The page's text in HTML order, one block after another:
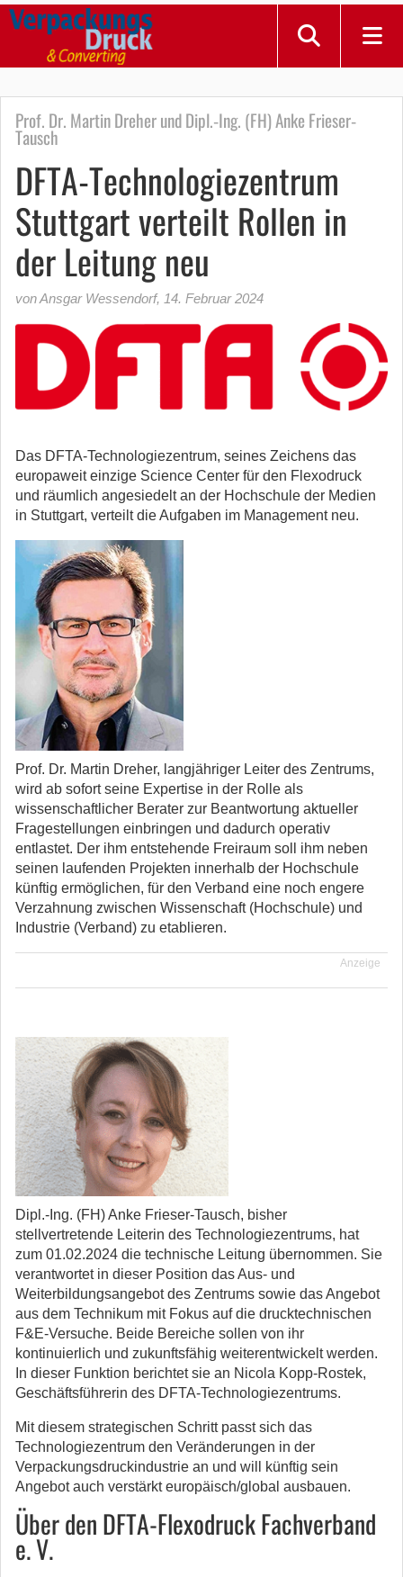
Prof. Dr. Martin Dreher und Dipl.‐Ing. (FH) Anke Frieser‐
Tausch
DFTA-Technologiezentrum
Stuttgart verteilt Rollen in
der Leitung neu
von Ansgar Wessendorf, 14. Februar 2024
Das DFTA‐Technologiezentrum, seines Zeichens das
europaweit einzige Science Center für den Flexodruck
und räumlich angesiedelt an der Hochschule der Medien
in Stuttgart, verteilt die Aufgaben im Management neu.
Prof. Dr. Martin Dreher, langjähriger Leiter des Zentrums,
wird ab sofort seine Expertise in der Rolle als
wissenschaftlicher Berater zur Beantwortung aktueller
Fragestellungen einbringen und dadurch operativ
entlastet. Der ihm entstehende Freiraum soll ihm neben
seinen laufenden Projekten innerhalb der Hochschule
künftig ermöglichen, für den Verband eine noch engere
Verzahnung zwischen Wissenschaft (Hochschule) und
Industrie (Verband) zu etablieren.
Anzeige
Dipl.‐Ing. (FH) Anke Frieser‐Tausch, bisher
stellvertretende Leiterin des Technologiezentrums, hat
zum 01.02.2024 die technische Leitung übernommen. Sie
verantwortet in dieser Position das Aus‐ und
Weiterbildungsangebot des Zentrums sowie das Angebot
aus dem Technikum mit Fokus auf die drucktechnischen
F&E‐Versuche. Beide Bereiche sollen von ihr
kontinuierlich und zukunftsfähig weiterentwickelt werden.
In dieser Funktion berichtet sie an Nicola Kopp‐Rostek,
Geschäftsführerin des DFTA-Technologiezentrums.
Mit diesem strategischen Schritt passt sich das
Technologiezentrum den Veränderungen in der
Verpackungsdruckindustrie an und will künftig sein
Angebot auch verstärkt europäisch/global ausbauen.
Über den DFTA-Flexodruck Fachverband
e. V.